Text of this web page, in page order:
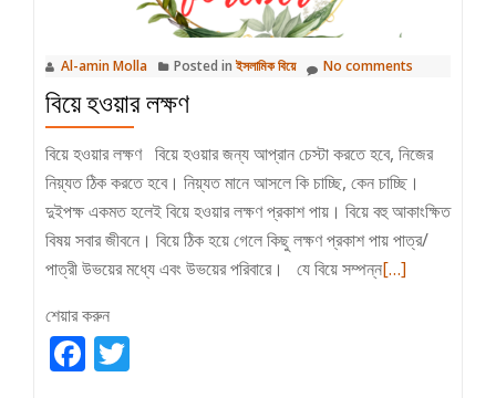
Al-amin Molla Posted in ইসলামিক বিয়ে No comments
বিয়ে হওয়ার লক্ষণ
বিয়ে হওয়ার লক্ষণ বিয়ে হওয়ার জন্য আপ্রান চেস্টা করতে হবে, নিজের
নিয়্যত ঠিক করতে হবে। নিয়্যত মানে আসলে কি চাচ্ছি, কেন চাচ্ছি।
দুইপক্ষ একমত হলেই বিয়ে হওয়ার লক্ষণ প্রকাশ পায়। বিয়ে বহু আকাংক্ষিত
বিষয় সবার জীবনে। বিয়ে ঠিক হয়ে গেলে কিছু লক্ষণ প্রকাশ পায় পাত্র/
পাত্রী উভয়ের মধ্যে এবং উভয়ের পরিবারে। যে বিয়ে সম্পন্নRead
[…]
শেয়ার করুন
Facebook